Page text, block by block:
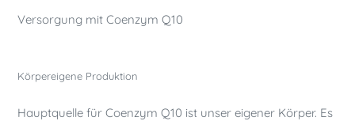
Versorgung mit Coenzym Q10
Körpereigene Produktion
Hauptquelle für Coenzym Q10 ist unser eigener Körper. Es